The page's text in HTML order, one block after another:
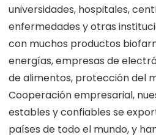
universidades, hospitales,
enfermedades y otras
con muchos productos
energías, empresas de
de alimentos, protección del
Cooperación empresarial,
estables y confiables se
países de todo el mundo, y